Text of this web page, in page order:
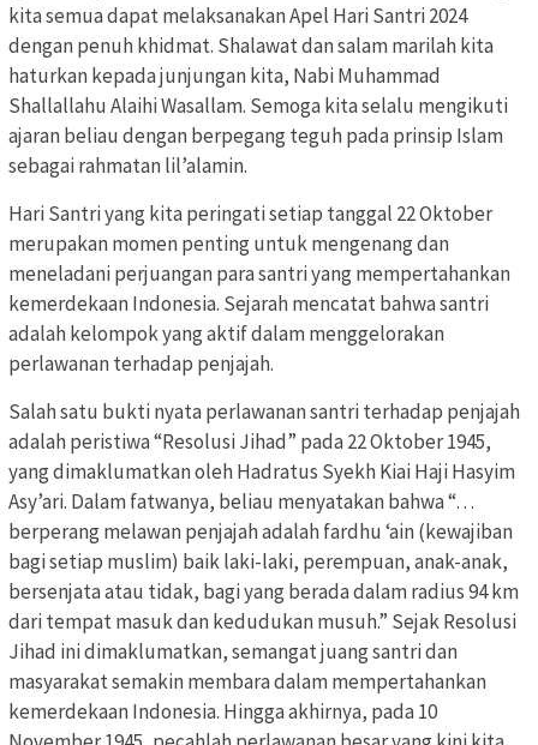
kita semua dapat melaksanakan Apel Hari Santri 2024
dengan penuh khidmat. Shalawat dan salam marilah kita
haturkan kepada junjungan kita, Nabi Muhammad
Shallallahu Alaihi Wasallam. Semoga kita selalu mengikuti
ajaran beliau dengan berpegang teguh pada prinsip Islam
sebagai rahmatan lil’alamin.
Hari Santri yang kita peringati setiap tanggal 22 Oktober
merupakan momen penting untuk mengenang dan
meneladani perjuangan para santri yang mempertahankan
kemerdekaan Indonesia. Sejarah mencatat bahwa santri
adalah kelompok yang aktif dalam menggelorakan
perlawanan terhadap penjajah.
Salah satu bukti nyata perlawanan santri terhadap penjajah
adalah peristiwa “Resolusi Jihad” pada 22 Oktober 1945,
yang dimaklumatkan oleh Hadratus Syekh Kiai Haji Hasyim
Asy’ari. Dalam fatwanya, beliau menyatakan bahwa “…
berperang melawan penjajah adalah fardhu ‘ain (kewajiban
bagi setiap muslim) baik laki-laki, perempuan, anak-anak,
bersenjata atau tidak, bagi yang berada dalam radius 94 km
dari tempat masuk dan kedudukan musuh.” Sejak Resolusi
Jihad ini dimaklumatkan, semangat juang santri dan
masyarakat semakin membara dalam mempertahankan
kemerdekaan Indonesia. Hingga akhirnya, pada 10